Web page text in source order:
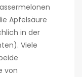
Apfelsäure
in der
Viele
von